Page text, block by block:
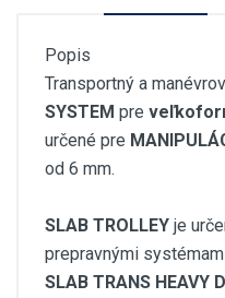
Popis
Transportný a
SYSTEM pre
určené pre
od 6 mm.
SLAB TROLLEY je
prepravnými
SLAB TRANS HEAVY